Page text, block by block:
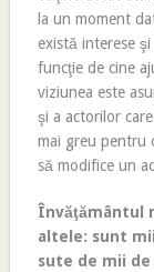
la un moment
există interese
funcţie de cine
viziunea este
şi a actorilor
mai greu pentru
să modifice un
Învăţământul
altele: sunt
sute de mii de